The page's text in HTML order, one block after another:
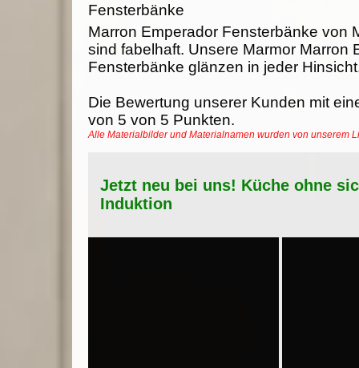
Fensterbänke
Marron Emperador Fensterbänke von
sind fabelhaft. Unsere Marmor Marron
Fensterbänke glänzen in jeder
Die Bewertung unserer Kunden mit
von 5 von 5 Punkten.
Alle Materialbilder und Materialnamen wurden von unserem
Jetzt neu bei uns! Küche ohne
Induktion